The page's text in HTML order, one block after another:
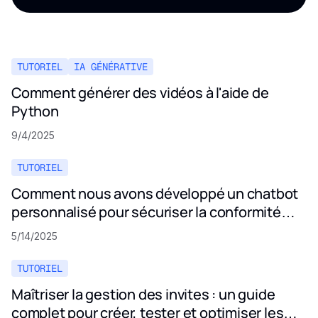
TUTORIEL IA GÉNÉRATIVE
Comment générer des vidéos à l'aide de
Python
9/4/2025
TUTORIEL
Comment nous avons développé un chatbot
personnalisé pour sécuriser la conformité
aux politiques de confidentialité
5/14/2025
TUTORIEL
Maîtriser la gestion des invites : un guide
complet pour créer, tester et optimiser les